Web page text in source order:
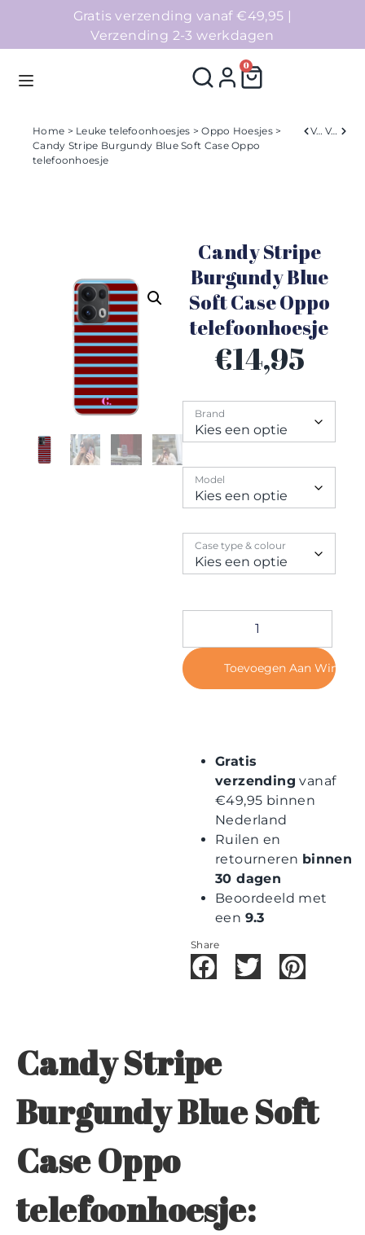
Gratis verzending vanaf €49,95 |
Verzending 2-3 werkdagen
0
Homepage
Collecties
Contact
Home > Leuke telefoonhoesjes >Oppo Hoesjes>
Candy Stripe Burgundy Blue Soft Case Oppo
telefoonhoesje
Verleden Volgend
Candy Stripe
Burgundy Blue
Soft Case Oppo
telefoonhoesje
€14,95
Brand
Model
Case type & colour
Toevoegen Aan
Gratis
verzending vanaf
€49,95 binnen
Nederland
Ruilen en
retourneren binnen
30 dagen
Beoordeeld met
een 9.3
Share
Candy Stripe
Burgundy Blue Soft
Case Oppo
telefoonhoesje: